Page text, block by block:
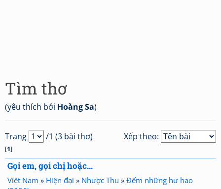
Tìm thơ
(yêu thích bởi Hoàng Sa)
Xếp theo:
Trang /1 (3 bài thơ)
[1]
Gọi em, gọi chị hoặc...
Việt Nam » Hiện đại » Nhược Thu » Đếm những hư hao